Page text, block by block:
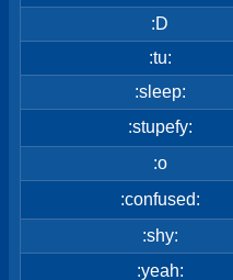
:D
:tu:
:sleep:
:stupefy:
:o
:confused:
:shy:
:yeah: